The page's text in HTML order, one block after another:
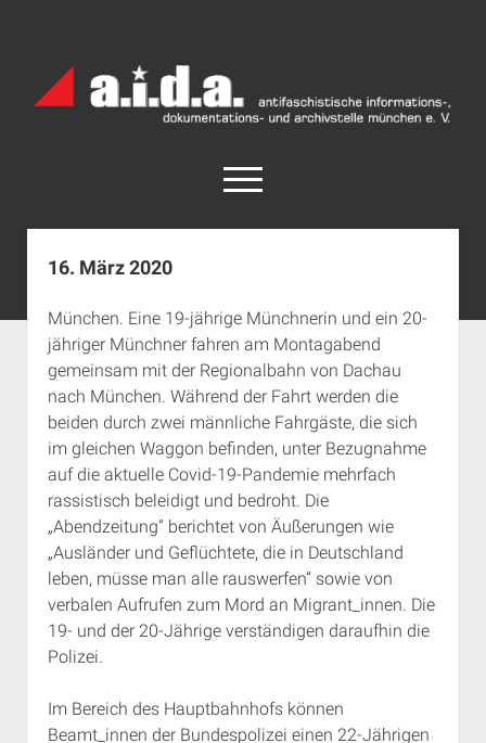
Archiv
München
open
menu
facebook
rss info@aida-archiv.de
Aktuelles
Termine
open
dropdown
menu
Antifaschistische Termine im Süden
Antifaschistische Termine in München
Rechte Termine im Süden
Rechte Termine München
Chronologie
Das Archiv
open
dropdown
menu
a.i.d.a. e. V. unterstützen
Über a.i.d.a.
RSS-Feeds, Twitter & Facebook
Bibliothek
Kontakt & PGP-Key
Impressum
16. März 2020
München. Eine 19-jährige Münchnerin und ein 20-
jähriger Münchner fahren am Montagabend
gemeinsam mit der Regionalbahn von Dachau
nach München. Während der Fahrt werden die
beiden durch zwei männliche Fahrgäste, die sich
im gleichen Waggon befinden, unter Bezugnahme
auf die aktuelle Covid-19-Pandemie mehrfach
rassistisch beleidigt und bedroht. Die
„Abendzeitung“ berichtet von Äußerungen wie
„Ausländer und Geflüchtete, die in Deutschland
leben, müsse man alle rauswerfen“ sowie von
verbalen Aufrufen zum Mord an Migrant_innen. Die
19- und der 20-Jährige verständigen daraufhin die
Polizei.
Im Bereich des Hauptbahnhofs können
Beamt_innen der Bundespolizei einen 22-Jährigen